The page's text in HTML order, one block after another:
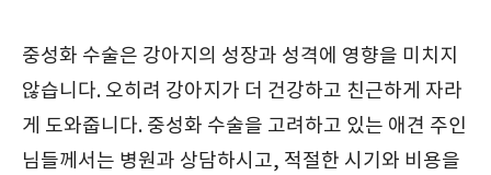
중성화 수술은 강아지의 성장과 성격에 영향을 미치지
않습니다. 오히려 강아지가 더 건강하고 친근하게 자라
게 도와줍니다. 중성화 수술을 고려하고 있는 애견 주인
님들께서는 병원과 상담하시고, 적절한 시기와 비용을